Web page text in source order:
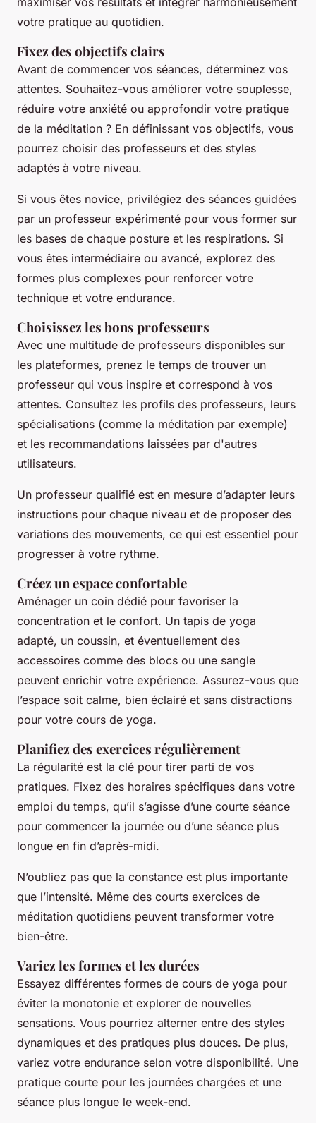
votre pratique au quotidien.
Fixez des objectifs clairs
Avant de commencer vos séances, déterminez vos
attentes. Souhaitez-vous améliorer votre souplesse,
réduire votre anxiété ou approfondir votre pratique
de la méditation ? En définissant vos objectifs, vous
pourrez choisir des professeurs et des styles
adaptés à votre niveau.
Si vous êtes novice, privilégiez des séances guidées
par un professeur expérimenté pour vous former sur
les bases de chaque posture et les respirations. Si
vous êtes intermédiaire ou avancé, explorez des
formes plus complexes pour renforcer votre
technique et votre endurance.
Choisissez les bons professeurs
Avec une multitude de professeurs disponibles sur
les plateformes, prenez le temps de trouver un
professeur qui vous inspire et correspond à vos
attentes. Consultez les profils des professeurs, leurs
spécialisations (comme la méditation par exemple)
et les recommandations laissées par d'autres
utilisateurs.
Un professeur qualifié est en mesure d’adapter leurs
instructions pour chaque niveau et de proposer des
variations des mouvements, ce qui est essentiel pour
progresser à votre rythme.
Créez un espace confortable
Aménager un coin dédié pour favoriser la
concentration et le confort. Un tapis de yoga
adapté, un coussin, et éventuellement des
accessoires comme des blocs ou une sangle
peuvent enrichir votre expérience. Assurez-vous que
l’espace soit calme, bien éclairé et sans distractions
pour votre cours de yoga.
Planifiez des exercices régulièrement
La régularité est la clé pour tirer parti de vos
pratiques. Fixez des horaires spécifiques dans votre
emploi du temps, qu’il s’agisse d’une courte séance
pour commencer la journée ou d’une séance plus
longue en fin d’après-midi.
N’oubliez pas que la constance est plus importante
que l’intensité. Même des courts exercices de
méditation quotidiens peuvent transformer votre
bien-être.
Variez les formes et les durées
Essayez différentes formes de cours de yoga pour
éviter la monotonie et explorer de nouvelles
sensations. Vous pourriez alterner entre des styles
dynamiques et des pratiques plus douces. De plus,
variez votre endurance selon votre disponibilité. Une
pratique courte pour les journées chargées et une
séance plus longue le week-end.